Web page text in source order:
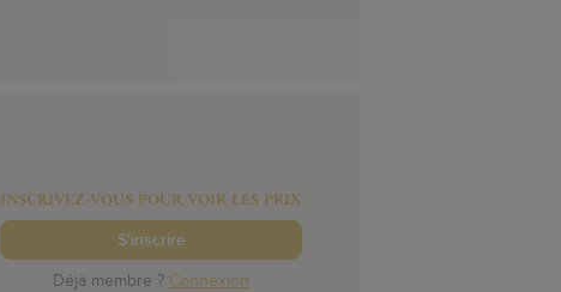
INSCRIVEZ-VOUS POUR VOIR LES PRIX
S'inscrire
Déjà membre ? Connexion